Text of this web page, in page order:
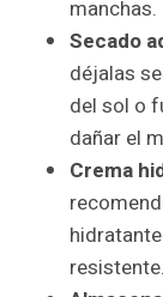
manchas.
Secado
déjalas
del sol o
dañar el
Crema
resistente.